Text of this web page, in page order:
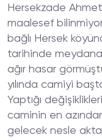
Hersekzade
maalesef
bağlı Hersek
tarihinde
ağır hasar
yılında camiyi
Yaptığı
caminin en
gelecek nesle